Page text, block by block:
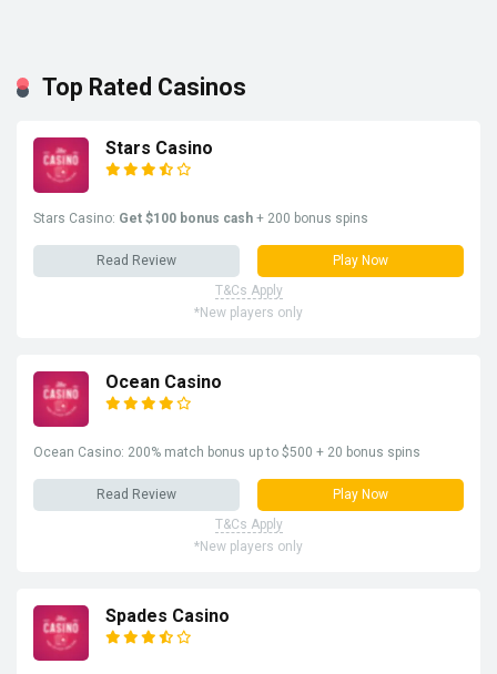
Top Rated Casinos
Stars Casino
Stars Casino: Get $100 bonus cash + 200 bonus spins
Read Review
Play Now
T&Cs Apply
*New players only
Ocean Casino
Ocean Casino: 200% match bonus up to $500 + 20 bonus spins
Read Review
Play Now
T&Cs Apply
*New players only
Spades Casino